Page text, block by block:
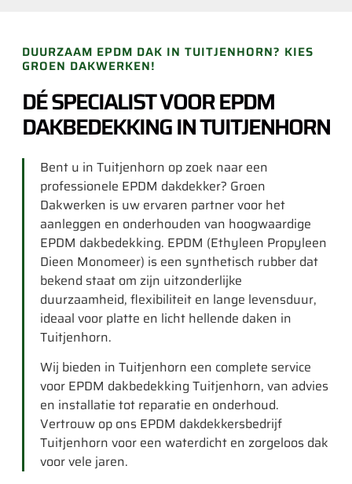
DUURZAAM EPDM DAK IN TUITJENHORN? KIES
GROEN DAKWERKEN!
DÉ SPECIALIST VOOR EPDM
DAKBEDEKKING IN TUITJENHORN
Bent u in Tuitjenhorn op zoek naar een
professionele EPDM dakdekker? Groen
Dakwerken is uw ervaren partner voor het
aanleggen en onderhouden van hoogwaardige
EPDM dakbedekking. EPDM (Ethyleen Propyleen
Dieen Monomeer) is een synthetisch rubber dat
bekend staat om zijn uitzonderlijke
duurzaamheid, flexibiliteit en lange levensduur,
ideaal voor platte en licht hellende daken in
Tuitjenhorn.
Wij bieden in Tuitjenhorn een complete service
voor EPDM dakbedekking Tuitjenhorn, van advies
en installatie tot reparatie en onderhoud.
Vertrouw op ons EPDM dakdekkersbedrijf
Tuitjenhorn voor een waterdicht en zorgeloos dak
voor vele jaren.